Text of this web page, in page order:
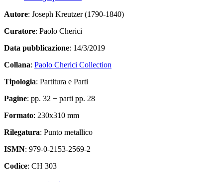
Autore: Joseph Kreutzer (1790-1840)
Curatore: Paolo Cherici
Data pubblicazione: 14/3/2019
Collana: Paolo Cherici Collection
Tipologia: Partitura e Parti
Pagine: pp. 32 + parti pp. 28
Formato: 230x310 mm
Rilegatura: Punto metallico
ISMN: 979-0-2153-2569-2
Codice: CH 303